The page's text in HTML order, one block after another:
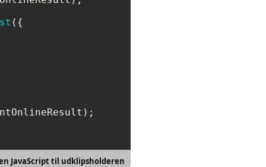
({
JavaScript til udklipsholderen